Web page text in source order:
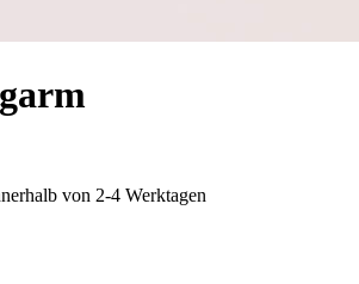
von 2-4 Werktagen